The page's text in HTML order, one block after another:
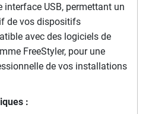
USB, permettant un
de vos dispositifs
avec des logiciels de
FreeStyler, pour une
de vos installations
: